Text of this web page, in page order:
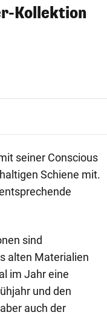
Kollektion
seiner Conscious
Schiene mit.
sind
alten Materialien
im Jahr eine
und den
auch der